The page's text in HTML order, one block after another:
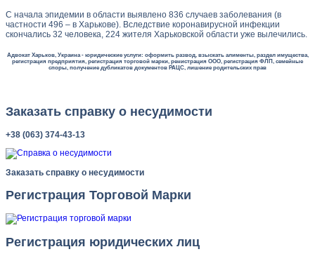
С начала эпидемии в области выявлено 836 случаев заболевания (в
частности 496 – в Харькове). Вследствие коронавирусной инфекции
скончались 32 человека, 224 жителя Харьковской области уже вылечились.
Адвокат Харьков, Украина - юридические услуги: оформить развод, взыскать алименты, раздел имущества,
регистрация предприятия, регистрация торговой марки, ренистрация ООО, регистрация ФЛП, семейные
споры, получение дубликатов документов РАЦС, лишение родительских прав
Заказать справку о несудимости
+38 (063) 374-43-13
Заказать справку о несудимости
Регистрация Торговой Марки
Регистрация юридических лиц